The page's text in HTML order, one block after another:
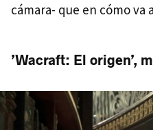
cámara- que en cómo va
’Wacraft: El origen’,